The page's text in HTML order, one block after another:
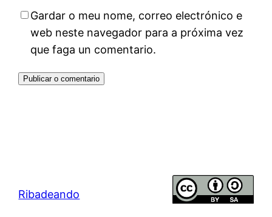
Gardar o meu nome, correo electrónico e
web neste navegador para a próxima vez
que faga un comentario.
Ribadeando